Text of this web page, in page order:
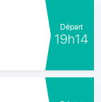
Départ
19h14